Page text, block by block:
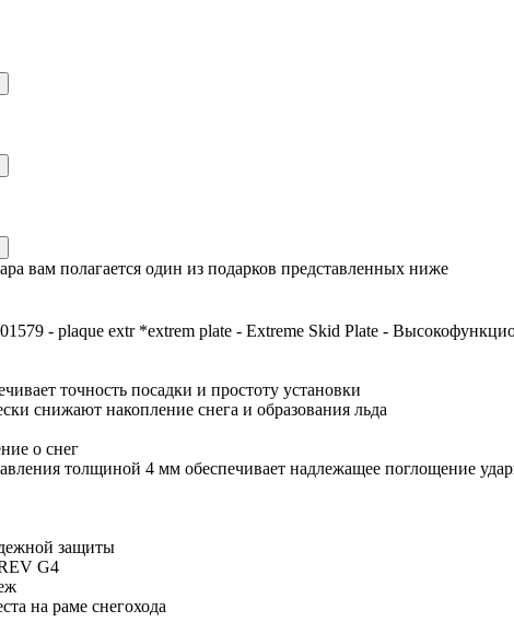
вам полагается один из подарков представленных ниже
- plaque extr *extrem plate - Extreme Skid Plate -
точность посадки и простоту установки
снижают накопление снега и образования льда
о снег
толщиной 4 мм обеспечивает надлежащее поглощение
защиты
G4
на раме снегохода